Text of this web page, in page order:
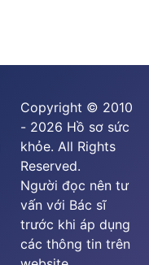
Copyright © 2010
- 2026 Hồ sơ sức
khỏe. All Rights
Reserved.
Người đọc nên tư
vấn với Bác sĩ
trước khi áp dụng
các thông tin trên